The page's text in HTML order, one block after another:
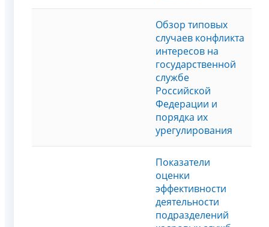
Обзор типовых
случаев конфликта
интересов на
государственной
службе
Российской
Федерации и
порядка их
урегулирования
Показатели
оценки
эффективности
деятельности
подразделений